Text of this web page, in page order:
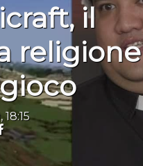
il
religione
18:15